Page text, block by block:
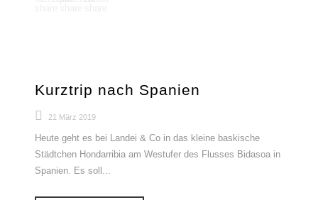
Kurztrip nach Spanien
21 März 2019
Heute geht es bei Landei & Co in das kleine baskische
Städtchen Hondarribia am Westufer des Flusses Bidasoa in
Spanien. Es soll...